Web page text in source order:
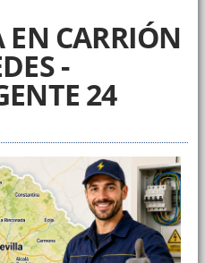
EN CARRIÓN
-
24